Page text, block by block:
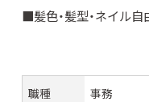
■髪色・髪型・ネイル自
職種 事務